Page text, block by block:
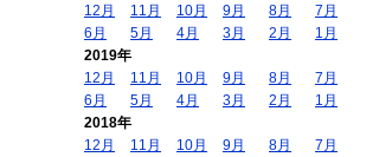
12月
11月 10月 9月 8月
7月
6月
5月 4月 3月 2月
1月
2019年
12月
11月 10月 9月 8月
7月
6月
5月 4月 3月 2月
1月
2018年
12月
11月 10月 9月 8月
7月